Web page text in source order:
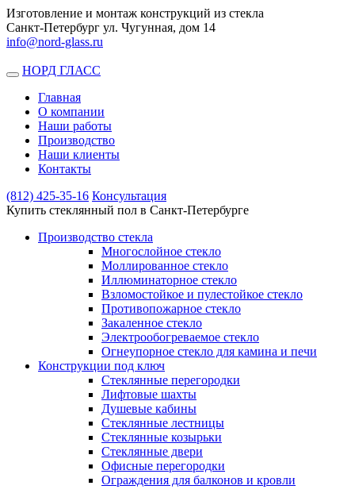
Изготовление и монтаж конструкций из стекла
Санкт-Петербург ул. Чугунная, дом 14
info@nord-glass.ru
Toggle
navigation
НОРД ГЛАСС
Главная
О компании
Наши работы
Производство
Наши клиенты
Контакты
(812) 425-35-16 Консультация
Купить стеклянный пол в Санкт-Петербурге
Производство стекла
Многослойное стекло
Моллированное стекло
Иллюминаторное стекло
Взломостойкое и пулестойкое стекло
Противопожарное стекло
Закаленное стекло
Электрообогреваемое стекло
Огнеупорное стекло для камина и печи
Конструкции под ключ
Стеклянные перегородки
Лифтовые шахты
Душевые кабины
Cтеклянные лестницы
Cтеклянные козырьки
Cтеклянные двери
Офисные перегородки
Ограждения для балконов и кровли